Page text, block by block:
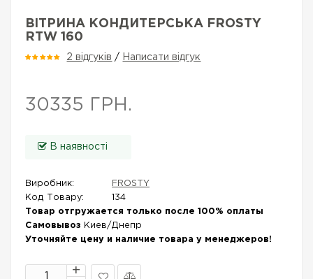
ВІТРИНА КОНДИТЕРСЬКА FROSTY
RTW 160
2 відгуків / Написати відгук
30335 ГРН.
В наявності
Виробник:
FROSTY
Код Товару:
134
Товар отгружается только после 100% оплаты
Самовывоз Киев/Днепр
Уточняйте цену и наличие товара у менеджеров!